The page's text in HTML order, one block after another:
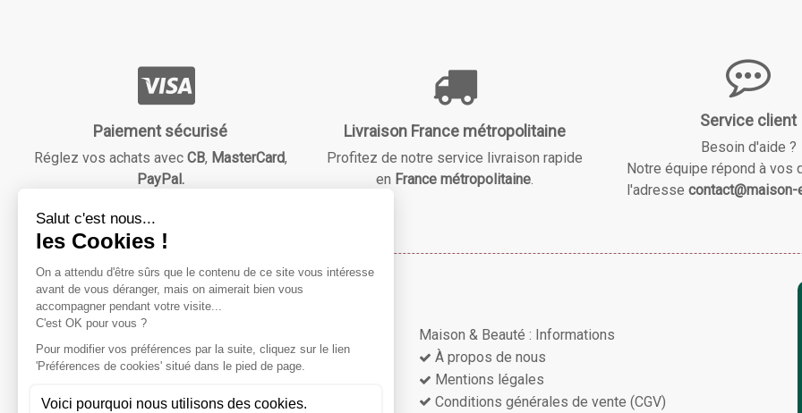
Paiement sécurisé
Réglez vos achats avec CB, MasterCard,
PayPal.
Livraison France métropolitaine
Profitez de notre service livraison rapide
en France métropolitaine.
Service client
Besoin d'aide ?
Notre équipe répond à vos
l'adresse
Maison & Beauté
Notre mission ?
Répondre à vos besoins essentiels tout en vous faisant
économiser grâce à des réductions avantageuses !
Maison & Beauté : Informations
À propos de nous
Mentions légales
Conditions générales de vente (CGV)